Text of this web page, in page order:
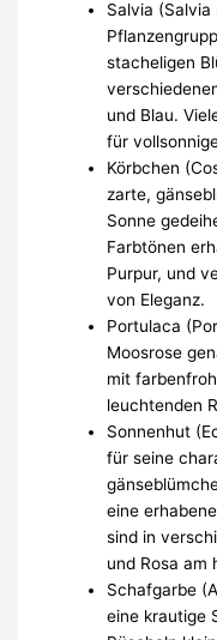
Salvia
stacheligen
und Blau.
für
Körbchen
zarte,
Sonne
Farbtönen
Purpur, und
von Eleganz.
Portulaca
Moosrose
mit
leuchtenden
Sonnenhut
für seine
eine
sind in
und Rosa am
Schafgarbe
eine krautige